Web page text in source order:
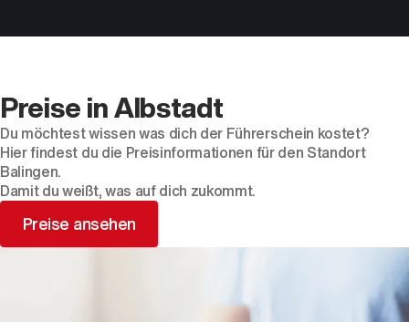
Preise in Albstadt
Du möchtest wissen was dich der Führerschein kostet?
Hier findest du die Preisinformationen für den Standort
Balingen.
Damit du weißt, was auf dich zukommt.
Preise ansehen